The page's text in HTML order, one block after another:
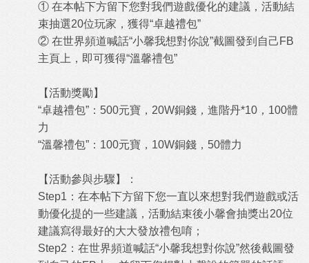
① 在本帖下方留下您對我們遊戲優化的建議，活動結
束抽選20位玩家，獲得“卓越禮包”
② 在世界頻道喊話“小馨我想對你說”截圖發到自己FB
主頁上，即可獲得“溫馨禮包”
【活動獎勵】
“卓越禮包”：500元寶，20W銅錢，進階丹*10，100體
力
“溫馨禮包”：100元寶，10W銅錢，50體力
【活動參與步驟】：
Step1：在本帖下方留下您一直以來想對我們遊戲或活
動優化提的一些建議，活動結束後小馨會抽獎出20位
建議寫得最好的大大發放禮包唷；
Step2：在世界頻道喊話“小馨我想對你說”然後截圖發